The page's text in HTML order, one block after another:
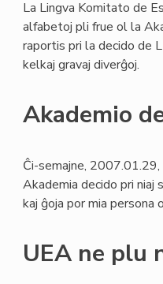
La Lingva Komitato de
alfabetoj pli frue ol la
raportis pri la decido de
kelkaj gravaj diverĝoj.
Akademio
Ĉi-semajne,
Akademia decido pri niaj
kaj ĝoja por mia
UEA ne plu